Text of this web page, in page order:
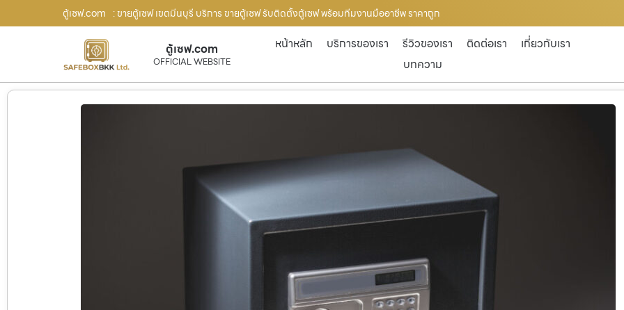
ตู้เซฟ.com : ขายตู้เซฟ เขตมีนบุรี บริการ ขายตู้เซฟ รับติดตั้งตู้เซฟ พร้อมทีมงานมืออาชีพ ราคาถูก
ตู้เซฟ.com
OFFICIAL WEBSITE
หน้าหลัก บริการของเรา รีวิวของเรา ติดต่อเรา
เกี่ยวกับเรา
บทความ